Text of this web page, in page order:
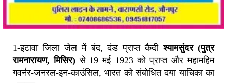
1-इटावा जिला जेल में बंद, दंड प्राप्त कैदीश्यामसुंदर (पुुत्र
रामनारायण, मिसिर)से 19 मई 1923 को प्राप्त और महामहिम
गवर्नर-जनरल-इन-काउंसिल, भारत को संबोधित दया याचिका का